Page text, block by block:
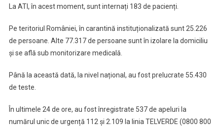
La ATI, în acest moment, sunt internați 183 de pacienți.
Pe teritoriul României, în carantină instituționalizată sunt 25.226
de persoane. Alte 77.317 de persoane sunt în izolare la domiciliu
și se află sub monitorizare medicală.
Până la această dată, la nivel național, au fost prelucrate 55.430
de teste.
În ultimele 24 de ore, au fost înregistrate 537 de apeluri la
numărul unic de urgență 112 și 2.109 la linia TELVERDE (0800 800